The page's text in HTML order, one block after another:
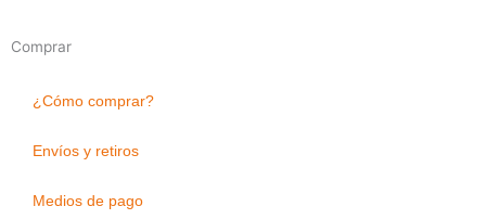
Comprar
¿Cómo comprar?
Envíos y retiros
Medios de pago